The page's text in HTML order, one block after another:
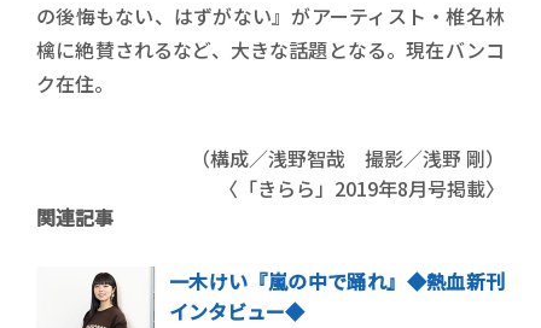
の後悔もない、はずがない』がアーティスト・椎名林
檎に絶賛されるなど、大きな話題となる。現在バンコ
ク在住。
（構成／浅野智哉 撮影／浅野 剛）
〈「きらら」2019年8月号掲載〉
関連記事
一木けい『嵐の中で踊れ』◆熱血新刊
インタビュー◆